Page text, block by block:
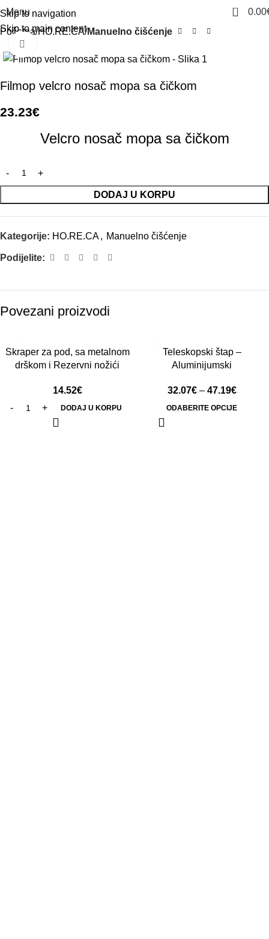
Skip to navigation
Skip to main content
Menu 0 0.00
Početna HO.RE.CA Manuelno čišćenje
Filmop velcro nosač mopa sa čičkom
23.23€
Velcro nosač mopa sa čičkom
DODAJ U KORPU
Kategorije: HO.RE.CA, Manuelno čišćenje
Podijelite:
Povezani proizvodi
Skraper za pod, sa metalnom
drškom i Rezervni nožići
14.52€
DODAJ U KORPU
Teleskopski štap –
Aluminijumski
32.07€ – 47.19€
ODABERITE OPCIJE